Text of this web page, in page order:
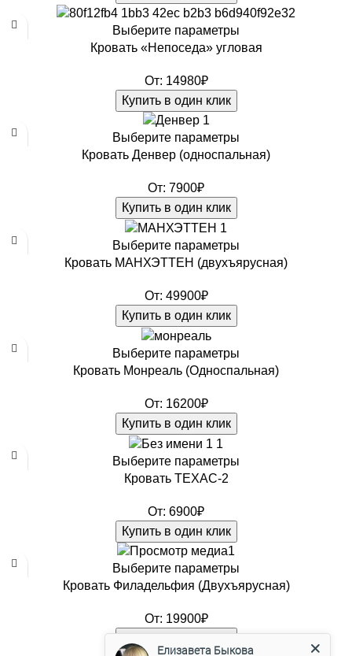
Выберите параметры
Кровать «Непоседа» угловая
От: 14980₽
Купить в один клик
Выберите параметры
Кровать Денвер (односпальная)
От: 7900₽
Купить в один клик
Выберите параметры
Кровать МАНХЭТТЕН (двухъярусная)
От: 49900₽
Купить в один клик
Выберите параметры
Кровать Монреаль (Односпальная)
От: 16200₽
Купить в один клик
Выберите параметры
Кровать ТЕХАС-2
От: 6900₽
Купить в один клик
Выберите параметры
Кровать Филадельфия (Двухъярусная)
От: 19900₽
Купить в один клик
Елизавета Быкова